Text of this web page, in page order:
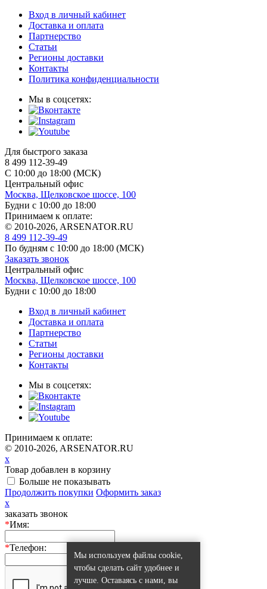
Мы используем файлы cookie,
чтобы сделать сайт удобнее и
лучше. Оставаясь с нами, вы
Вход в личный кабинет
Доставка и оплата
Партнерство
Статьи
Регионы доставки
Контакты
Политика конфиденциальности
Мы в соцсетях:
Для быстрого заказа
8 499 112-39-49
С 10:00 до 18:00 (МСК)
Центральный офис
Москва, Щелковское шоссе, 100
Будни с 10:00 до 18:00
Принимаем к оплате:
© 2010-2026, ARSENATOR.RU
8 499 112-39-49
По будням с 10:00 до 18:00 (МСК)
Заказать звонок
Центральный офис
Москва, Щелковское шоссе, 100
Будни с 10:00 до 18:00
Вход в личный кабинет
Доставка и оплата
Партнерство
Статьи
Регионы доставки
Контакты
Мы в соцсетях:
Принимаем к оплате:
© 2010-2026, ARSENATOR.RU
x
Товар добавлен в корзину
Больше не показывать
Продолжить покупки Оформить заказ
x
заказать звонок
*Имя:
*Телефон: